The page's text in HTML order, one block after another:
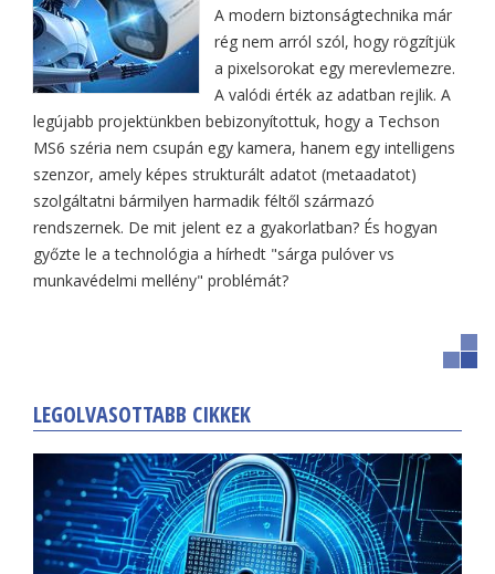
A modern biztonságtechnika már
rég nem arról szól, hogy rögzítjük
a pixelsorokat egy merevlemezre.
A valódi érték az adatban rejlik. A
legújabb projektünkben bebizonyítottuk, hogy a Techson
MS6 széria nem csupán egy kamera, hanem egy intelligens
szenzor, amely képes strukturált adatot (metaadatot)
szolgáltatni bármilyen harmadik féltől származó
rendszernek. De mit jelent ez a gyakorlatban? És hogyan
győzte le a technológia a hírhedt "sárga pulóver vs
munkavédelmi mellény" problémát?
LEGOLVASOTTABB CIKKEK